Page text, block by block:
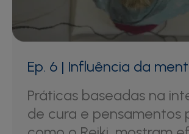
Ep. 6 | Influência da
Práticas baseadas na
de cura e pensamentos